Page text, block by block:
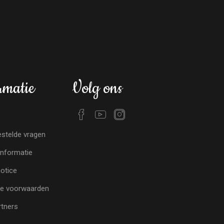
vragen
voorwaarden
Volg ons